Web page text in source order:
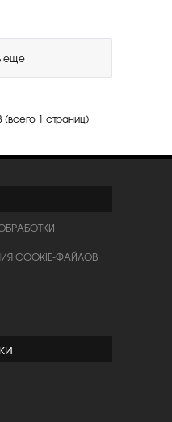
еще
1 страниц)
COOKIE-ФАЙЛОВ